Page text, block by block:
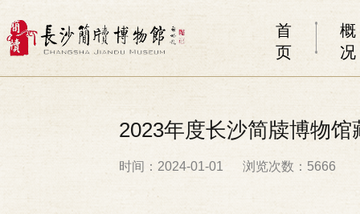
首
页
概
况
2023年度长沙简牍博物
时间：2024-01-01 浏览次数：5666